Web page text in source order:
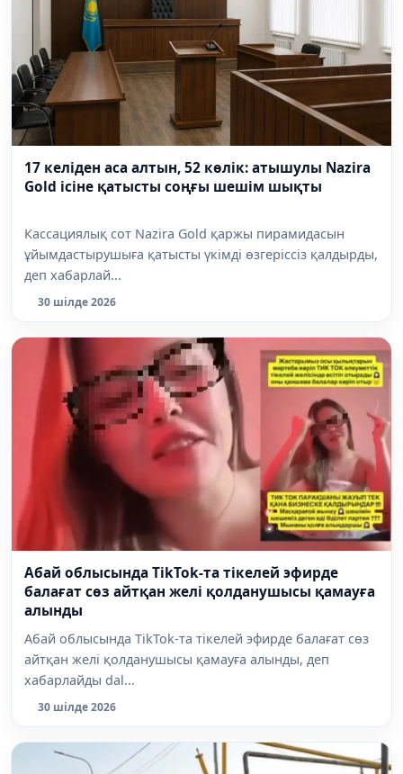
17 келіден аса алтын, 52 көлік: атышулы Nazira
Gold ісіне қатысты соңғы шешім шықты
Кассациялық сот Nazira Gold қаржы пирамидасын
ұйымдастырушыға қатысты үкімді өзгеріссіз қалдырды,
деп хабарлай...
30 шілде 2026
Абай облысында TikTok-та тікелей эфирде
балағат сөз айтқан желі қолданушысы қамауға
алынды
Абай облысында TikTok-та тікелей эфирде балағат сөз
айтқан желі қолданушысы қамауға алынды, деп
хабарлайды dal...
30 шілде 2026